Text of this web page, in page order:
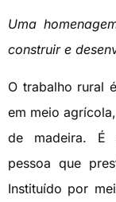
Uma
construir e
O trabalho rural
em meio
de madeira. É
pessoa que
Instituído por